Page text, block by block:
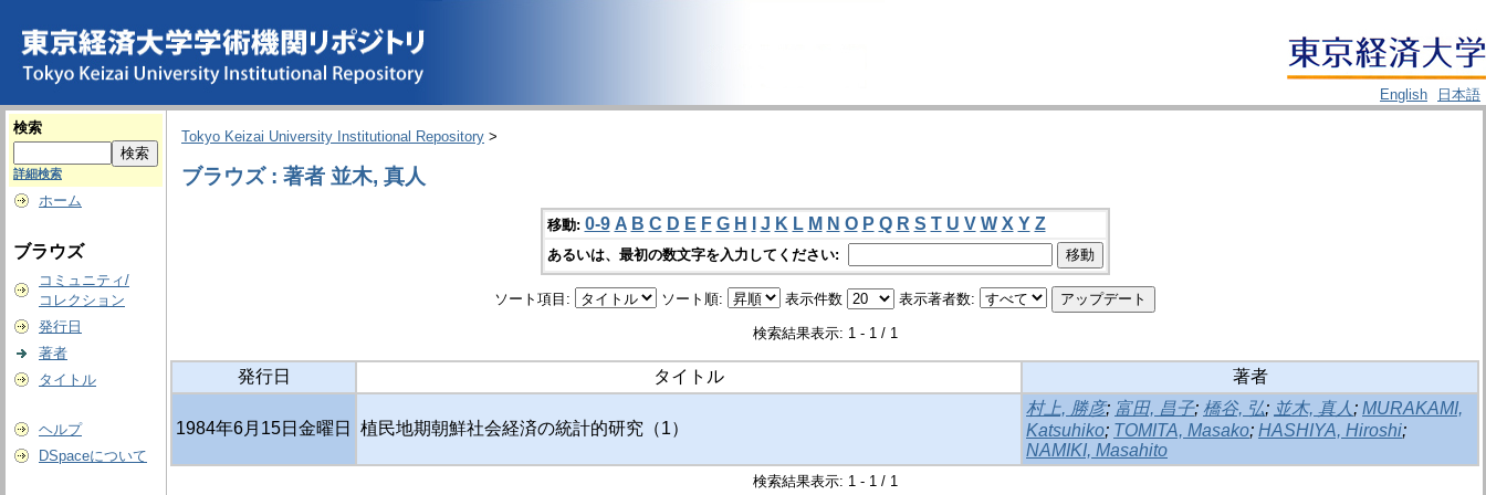
English
日本語
検索
詳細検索
ホーム
ブラウズ
コミュニティ/
コレクション
発行日
著者
タイトル
ヘルプ
DSpaceについて
Tokyo Keizai University Institutional Repository >
ブラウズ : 著者 並木, 真人
移動: 0-9 A B C D E F G H J K L M N O P Q R S T U V W X Y Z
あるいは、最初の数文字を入力してください:
ソート項目: ソート順: 表示件数 表示著者数:
検索結果表示: 1 - 1 / 1
発行日 タイトル 著者
1984年6月15日金曜日 植民地期朝鮮社会経済の統計的研究（1）
村上, 勝彦; 富田, 昌子; 橋谷, 弘; 並木, 真人 ; MURAKAMI,
Katsuhiko; TOMITA, Masako; HASHIYA, Hiroshi;
NAMIKI, Masahito
検索結果表示: 1 - 1 / 1